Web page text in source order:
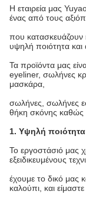
Η εταιρεία μας
ένας από τους
που κατασκευάζουν
υψηλή ποιότητα και
Τα προϊόντα μας
eyeliner, σωλήνες
μασκάρα,
σωλήνες, σωλήνες
θήκη σκόνης καθώς
1. Υψηλή ποιότητα
Το εργοστάσιό μας
εξειδικευμένους
έχουμε το δικό μας
καλούπι, και είμαστε